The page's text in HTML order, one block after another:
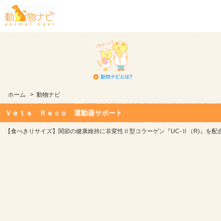
ホーム > 動物ナビ
Ｖｅｔｓ Ｒｅｃｏ 運動器サポート
【食べきりサイズ】関節の健康維持に非変性Ⅱ型コラーゲン『UC-Ⅱ（R)』を配